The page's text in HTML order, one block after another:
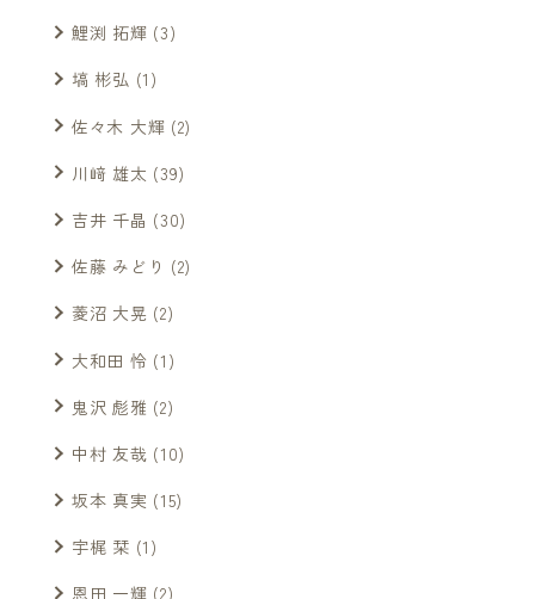
鯉渕 拓輝 (3)
塙 彬弘 (1)
佐々木 大輝 (2)
川﨑 雄太 (39)
吉井 千晶 (30)
佐藤 みどり (2)
菱沼 大晃 (2)
大和田 怜 (1)
鬼沢 彪雅 (2)
中村 友哉 (10)
坂本 真実 (15)
宇梶 栞 (1)
恩田 一輝 (2)